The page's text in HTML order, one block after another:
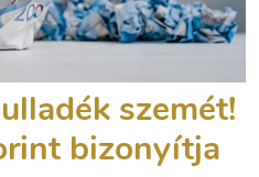
szemét!
bizonyítja